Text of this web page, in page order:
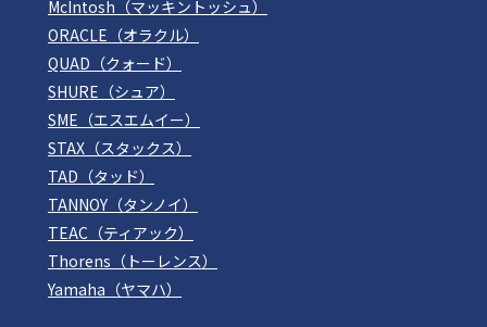
McIntosh（マッキントッシュ）
ORACLE（オラクル）
QUAD（クォード）
SHURE（シュア）
SME（エスエムイー）
STAX（スタックス）
TAD（タッド）
TANNOY（タンノイ）
TEAC（ティアック）
Thorens（トーレンス）
Yamaha（ヤマハ）